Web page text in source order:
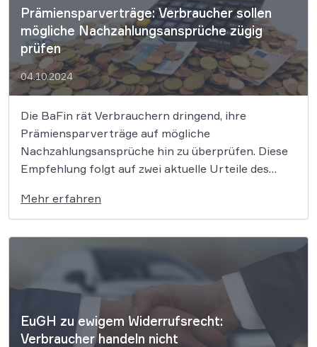
Prämiensparverträge: Verbraucher sollen
mögliche Nachzahlungsansprüche zügig
prüfen
04.10.2024
Die BaFin rät Verbrauchern dringend, ihre
Prämiensparverträge auf mögliche
Nachzahlungsansprüche hin zu überprüfen. Diese
Empfehlung folgt auf zwei aktuelle Urteile des
einen möglichen Referenzzinssatz für die
Nachberechnung von Zinsen bei unwirksamer
Zinsanpassungsklausel bestätigt hatte.
Prämiensparverträge könnten Anspruch auf
Nachzahlungen haben. […]
Mehr erfahren
EuGH zu ewigem Widerrufsrecht:
Verbraucher handeln nicht